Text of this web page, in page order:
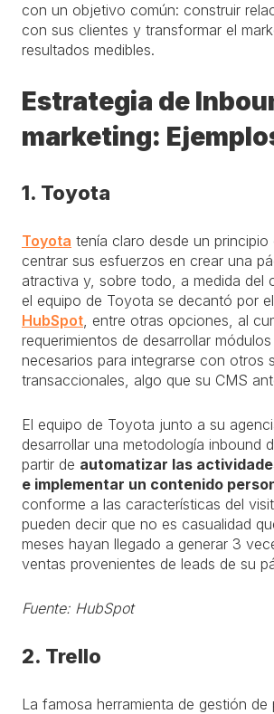
con un objetivo común: construir
con sus clientes y transformar el
resultados medibles.
Estrategia de
marketing:
1. Toyota
Toyota tenía claro desde un principio
centrar sus esfuerzos en crear una
atractiva y, sobre todo, a medida del
el equipo de Toyota se decantó por el
HubSpot, entre otras opciones, al
requerimientos de desarrollar
necesarios para integrarse con otros
transaccionales, algo que su CMS
El equipo de Toyota junto a su
desarrollar una metodología inbound
partir de automatizar las
e implementar un contenido
conforme a las características del
pueden decir que no es casualidad
meses hayan llegado a generar 3
ventas provenientes de leads de su
Fuente: HubSpot
2. Trello
La famosa herramienta de gestión de